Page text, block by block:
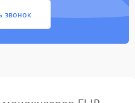
звонок